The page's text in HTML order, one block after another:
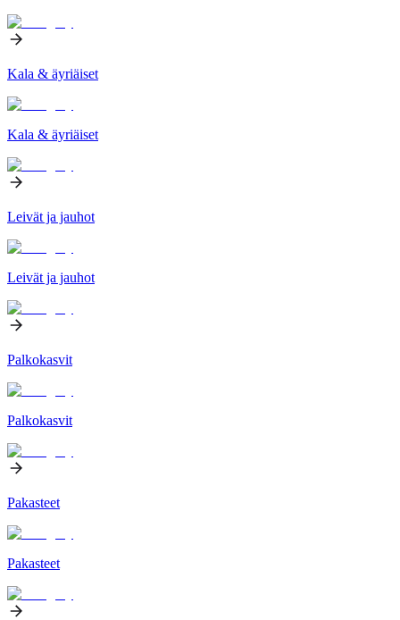
Kala & äyriäiset
Kala & äyriäiset
Leivät ja jauhot
Leivät ja jauhot
Palkokasvit
Palkokasvit
Pakasteet
Pakasteet